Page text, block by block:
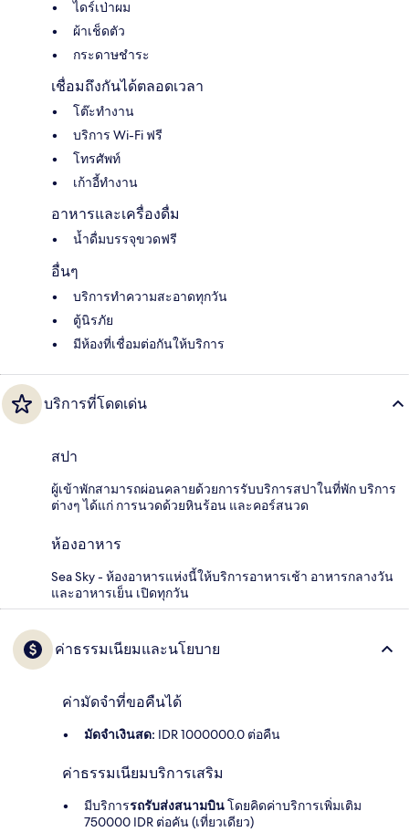
ไดร์เป่าผม
ผ้าเช็ดตัว
กระดาษชำระ
เชื่อมถึงกันได้ตลอดเวลา
โต๊ะทำงาน
บริการ Wi-Fi ฟรี
โทรศัพท์
เก้าอี้ทำงาน
อาหารและเครื่องดื่ม
น้ำดื่มบรรจุขวดฟรี
อื่นๆ
บริการทำความสะอาดทุกวัน
ตู้นิรภัย
มีห้องที่เชื่อมต่อกันให้บริการ
บริการที่โดดเด่น
สปา
ผู้เข้าพักสามารถผ่อนคลายด้วยการรับบริการสปาในที่พัก บริการ
ต่างๆ ได้แก่ การนวดด้วยหินร้อน และคอร์สนวด
ห้องอาหาร
Sea Sky - ห้องอาหารแห่งนี้ให้บริการอาหารเช้า อาหารกลางวัน
และอาหารเย็น เปิดทุกวัน
ค่าธรรมเนียมและนโยบาย
ค่ามัดจำที่ขอคืนได้
มัดจำเงินสด: IDR 1000000.0 ต่อคืน
ค่าธรรมเนียมบริการเสริม
มีบริการรถรับส่งสนามบินโดยคิดค่าบริการเพิ่มเติม
750000 IDR ต่อคัน (เที่ยวเดียว)